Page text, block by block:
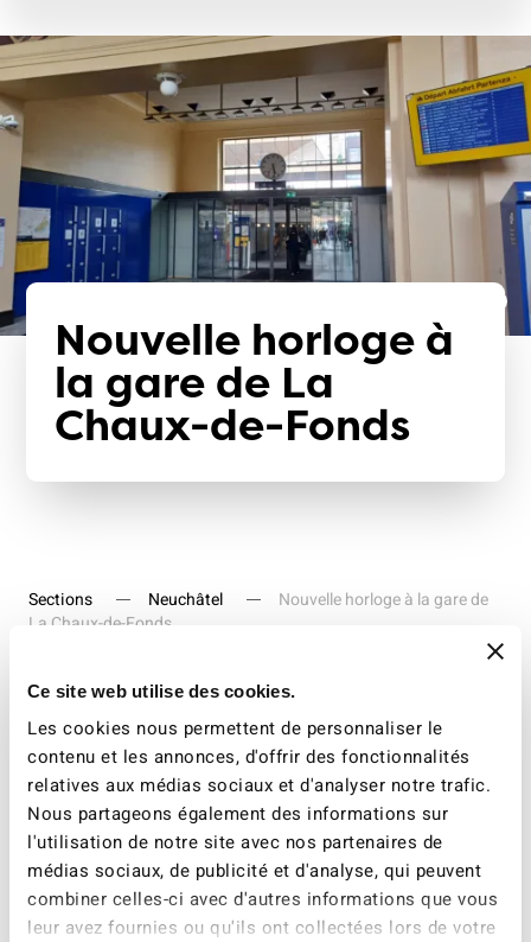
Ce site web utilise des cookies.
Les cookies nous permettent de personnaliser le
contenu et les annonces, d'offrir des fonctionnalités
relatives aux médias sociaux et d'analyser notre trafic.
Nous partageons également des informations sur
l'utilisation de notre site avec nos partenaires de
médias sociaux, de publicité et d'analyse, qui peuvent
combiner celles-ci avec d'autres informations que vous
leur avez fournies ou qu'ils ont collectées lors de votre
Nouvelle horloge à
la gare de La
Chaux-de-Fonds
Sections Neuchâtel
Nouvelle horloge à la gare de
La Chaux-de-Fonds
Depuis quelques jours, la gare de la Chaux-de-Fonds a
retrouvé son horloge. Un grand merci aux autorités et
aux CFF pour avoir rétabli ce élément essentiel au bon
déroulement de tout déplacement!
ATE NEUCHÂTEL 15 JUIN 2025